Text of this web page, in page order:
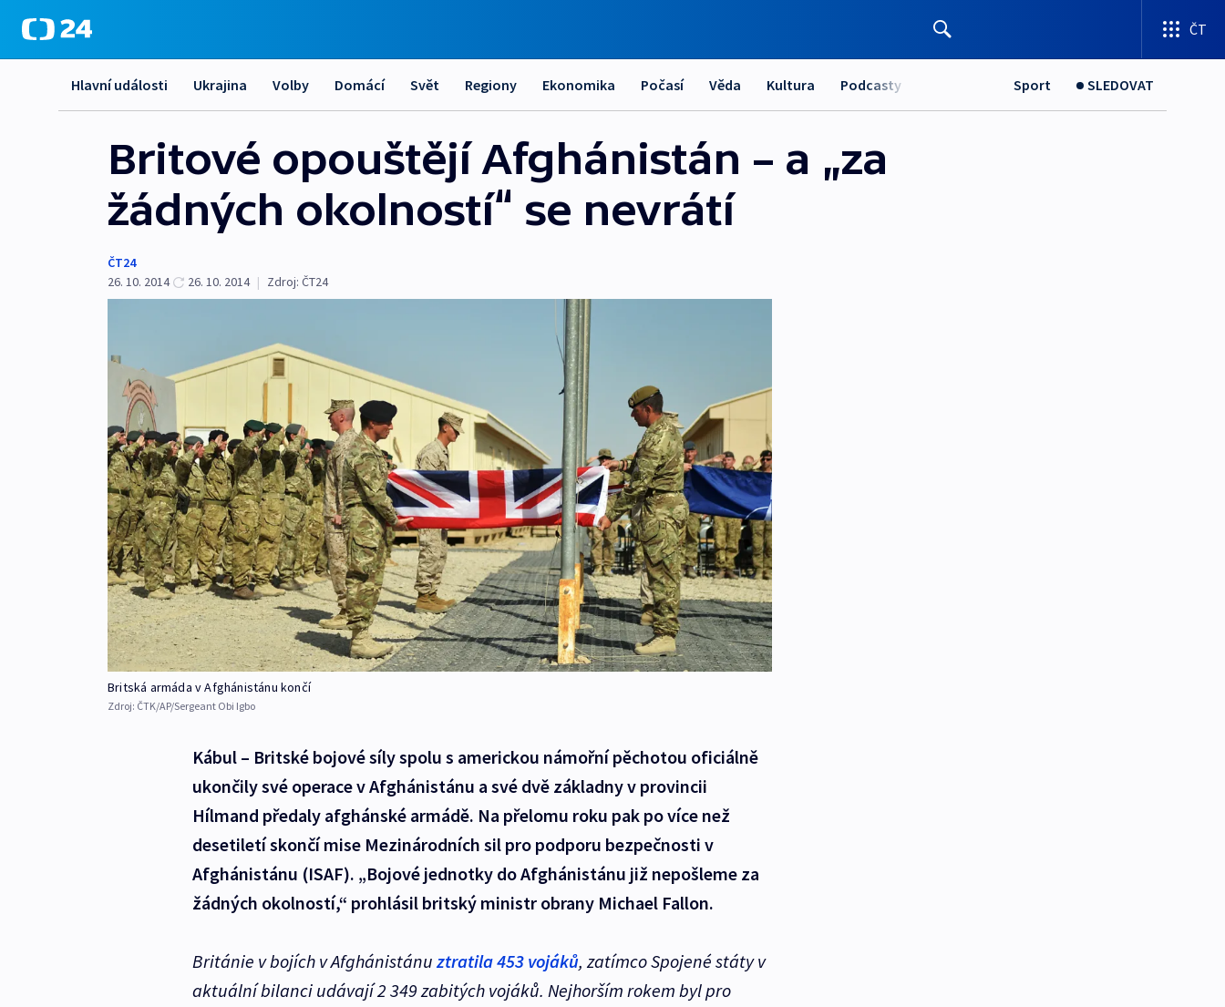
ČT
Hlavní události Ukrajina Volby Domácí Svět Regiony Ekonomika Počasí Věda Kultura Podcasty Sport SLEDOVAT
Britové opouštějí Afghánistán – a „za
žádných okolností“ se nevrátí
ČT24
26. 10. 2014
26. 10. 2014 | Zdroj: ČT24
Britská armáda v Afghánistánu končí
Zdroj: ČTK/AP/Sergeant Obi Igbo
Kábul – Britské bojové síly spolu s americkou námořní pěchotou oficiálně
ukončily své operace v Afghánistánu a své dvě základny v provincii
Hílmand předaly afghánské armádě. Na přelomu roku pak po více než
desetiletí skončí mise Mezinárodních sil pro podporu bezpečnosti v
Afghánistánu (ISAF). „Bojové jednotky do Afghánistánu již nepošleme za
žádných okolností,“ prohlásil britský ministr obrany Michael Fallon.
Británie v bojích v Afghánistánuztratila 453 vojáků, zatímco Spojené státy v
aktuální bilanci udávají 2 349 zabitých vojáků. Nejhorším rokem byl pro